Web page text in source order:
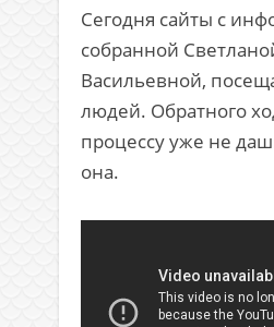
Сегодня сайты с
собранной
Васильевной,
людей. Обратного
процессу уже не
она.